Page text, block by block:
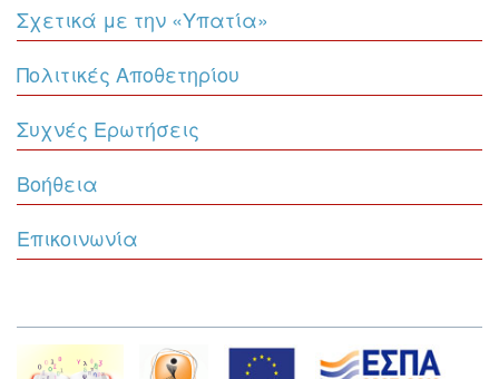
Σχετικά με την «Υπατία»
Πολιτικές Αποθετηρίου
Συχνές Ερωτήσεις
Βοήθεια
Επικοινωνία